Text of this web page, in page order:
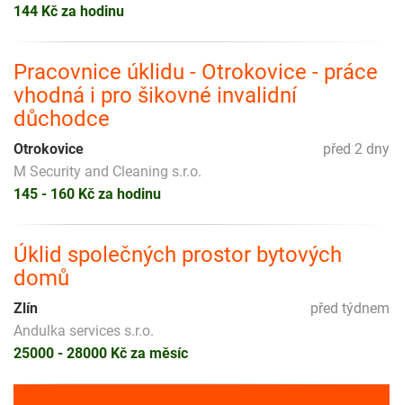
144 Kč za hodinu
Pracovnice úklidu - Otrokovice - práce
vhodná i pro šikovné invalidní
důchodce
před 2 dny
Otrokovice
M Security and Cleaning s.r.o.
145 - 160 Kč za hodinu
Úklid společných prostor bytových
domů
před týdnem
Zlín
Andulka services s.r.o.
25000 - 28000 Kč za měsíc